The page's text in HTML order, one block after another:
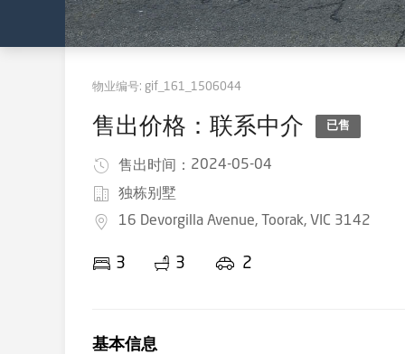
物业编号: gif_161_1506044
售出价格：联系中介 已售
售出时间： 2024-05-04
独栋别墅
16 Devorgilla Avenue, Toorak, VIC 3142
3 3 2
基本信息